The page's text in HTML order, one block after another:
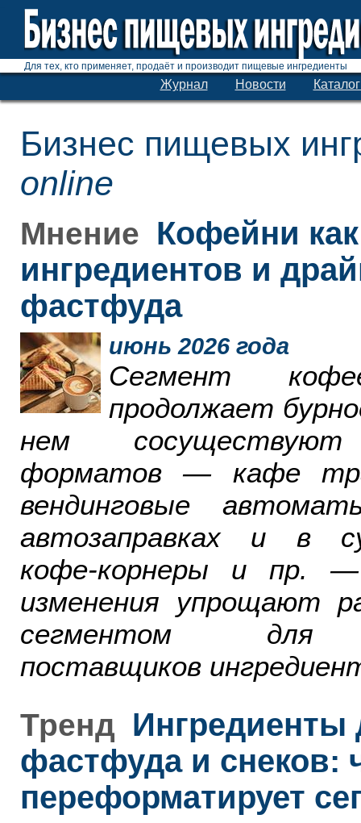
Для тех, кто применяет, продаёт и производит пищевые ингредиенты
Журнал Новости
Бизнес пищевых
online
Мнение Кофейни
ингредиентов и
фастфуда
июнь 2026 года
Сегмент
продолжает
нем
форматов — кафе
вендинговые
автозаправках и в
кофе-корнеры и пр.
изменения упрощают
сегментом для
поставщиков
Тренд Ингредиенты
фастфуда и снеков:
переформатирует